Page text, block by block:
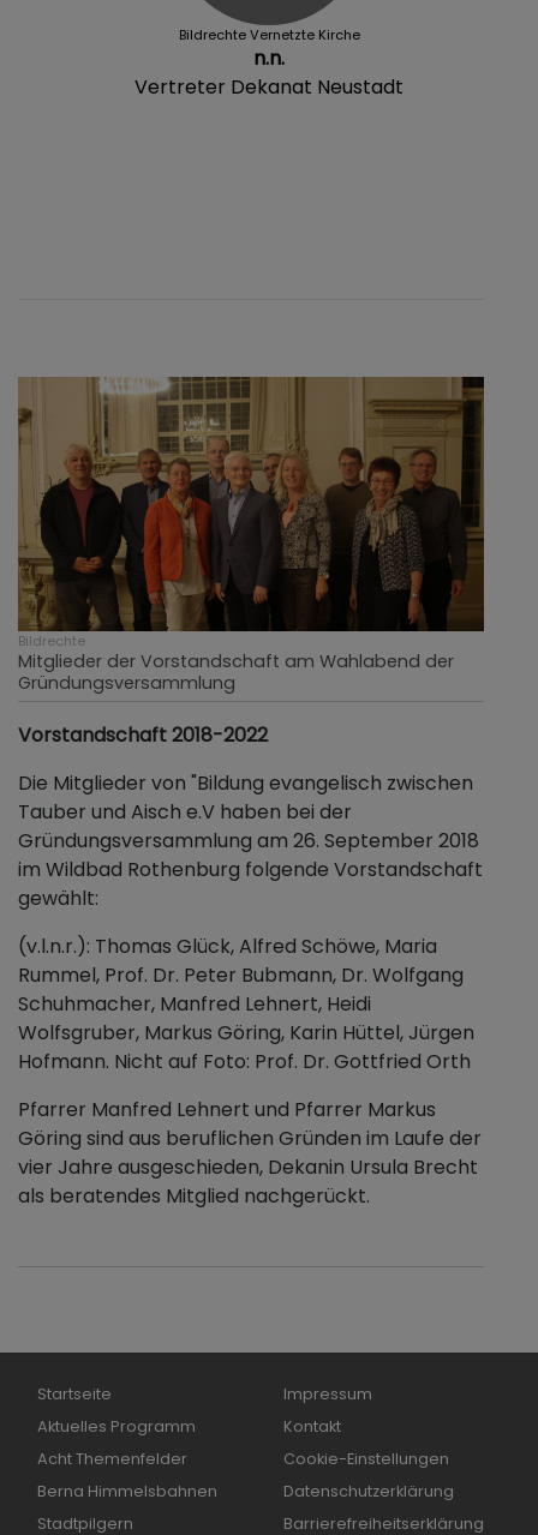
Bildrechte Vernetzte Kirche
n.n.
Vertreter Dekanat Neustadt
Bildrechte
Mitglieder der Vorstandschaft am Wahlabend der
Gründungsversammlung
Vorstandschaft 2018-2022
Die Mitglieder von "Bildung evangelisch zwischen
Tauber und Aisch e.V haben bei der
Gründungsversammlung am 26. September 2018
im Wildbad Rothenburg folgende Vorstandschaft
gewählt:
(v.l.n.r.): Thomas Glück, Alfred Schöwe, Maria
Rummel, Prof. Dr. Peter Bubmann, Dr. Wolfgang
Schuhmacher, Manfred Lehnert, Heidi
Wolfsgruber, Markus Göring, Karin Hüttel, Jürgen
Hofmann. Nicht auf Foto: Prof. Dr. Gottfried Orth
Pfarrer Manfred Lehnert und Pfarrer Markus
Göring sind aus beruflichen Gründen im Laufe der
vier Jahre ausgeschieden, Dekanin Ursula Brecht
als beratendes Mitglied nachgerückt.
Hauptnavigation
Startseite
Aktuelles Programm
Acht Themenfelder
Berna Himmelsbahnen
Stadtpilgern
Fußbereichsmenü
Impressum
Kontakt
Cookie-Einstellungen
Datenschutzerklärung
Barrierefreiheitserklärung